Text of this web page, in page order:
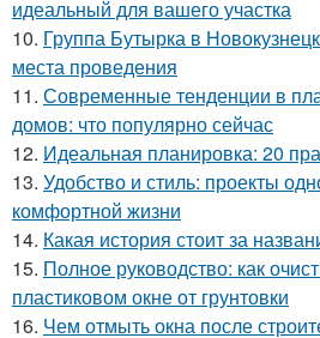
идеальный для вашего участка
10. Группа Бутырка в
места проведения
11. Современные тенденции в
домов: что популярно сейчас
12. Идеальная планировка: 20
13. Удобство и стиль: проекты
комфортной жизни
14. Какая история стоит за
15. Полное руководство: как
пластиковом окне от грунтовки
16. Чем отмыть окна после